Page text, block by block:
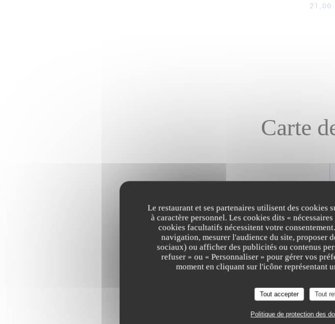
Le restaurant et ses partenaires utilisent des cookies
à caractère personnel. Les cookies dits «
cookies facultatifs nécessitent votre
navigation, mesurer l'audience du site, proposer
sociaux) ou afficher des publicités ou contenus
refuser » ou « Personnaliser » pour gérer vos
moment en cliquant sur l'icône représentant
Tout accepter Tout
Politique de protection des
21,00
Carte
SALADE MEATBALL (BOULETTES DE VEAU
romaine, tomates confites, pois chiches, pickles d'oignons
suprêmes d'agrumes, concombre, noix de cajou, roquette